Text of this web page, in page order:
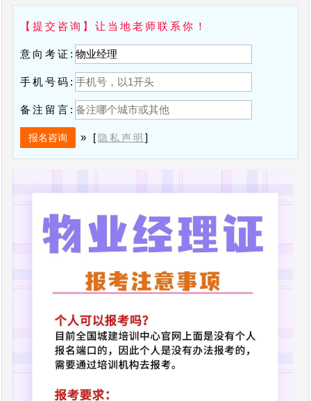
【提交咨询】让当地老师联系你！
意向考证:
手机号码:
备注留言:
» [隐私声明]